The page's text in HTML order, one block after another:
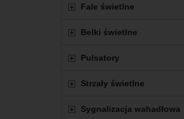
Fale świetlne
Belki świetlne
Pulsatory
Strzały świetlne
Sygnalizacja wahadłowa